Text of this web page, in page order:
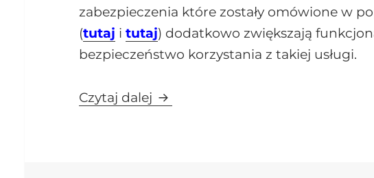
zabezpieczenia które zostały omówione w
(tutaj itutaj) dodatkowo zwiększają
bezpieczeństwo korzystania z takiej usługi.
Czytaj dalej Praca zdalna na serwerach VPS w